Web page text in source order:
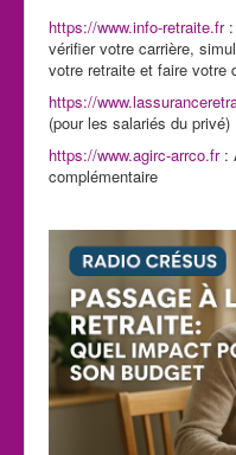
https://www.info-retraite.fr:
vérifier votre carrière,
votre retraite et faire votre
https://
(pour les salariés du privé)
https://www.agirc-arrco.fr:
complémentaire